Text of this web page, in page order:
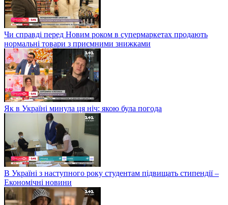
Чи справді перед Новим роком в супермаркетах продають
нормальні товари з приємними знижками
Як в Україні минула ця ніч: якою була погода
В Україні з наступного року студентам підвищать стипендії –
Економічні новини